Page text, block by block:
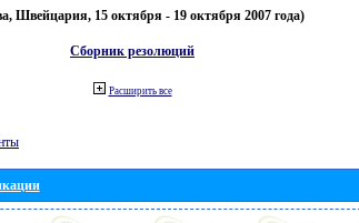
Швейцария, 15 октября - 19 октября 2007 года)
Сборник резолюций
Расширить все